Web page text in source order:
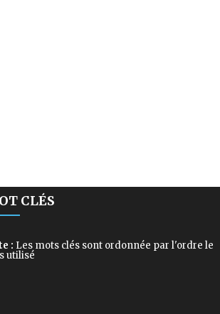
CLÉS
: Les mots clés sont ordonnée par l'ordre le
utilisé